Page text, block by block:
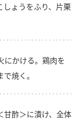
しょうをふり、片栗
にかける。鶏肉を
焼く。
甘酢＞に漬け、全体